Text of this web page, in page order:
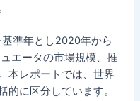
準年とし2020年から
エータの市場規模、推
本レポートでは、世界
的に区分しています。